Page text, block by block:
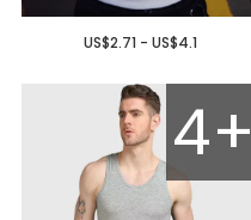
US$2.71 - US$4.1
4+